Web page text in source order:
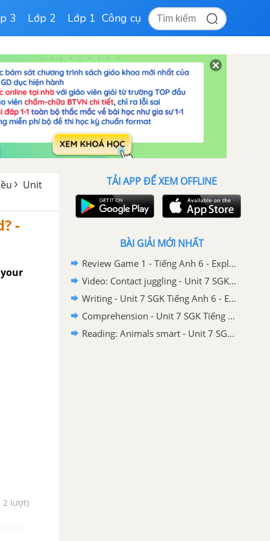
3 Lớp 2 Lớp 1 Công cụ
Unit
-
2 lượt)
TẢI APP ĐỂ XEM OFFLINE
BÀI GIẢI MỚI NHẤT
Review Game 1 - Tiếng Anh 6 - Explore English
Video: Contact juggling - Unit 7 SGK Tiếng Anh 6 - Explore English
Writing - Unit 7 SGK Tiếng Anh 6 - Explore English
Comprehension - Unit 7 SGK Tiếng Anh 6 - Explore English
Reading: Animals smart - Unit 7 SGK Tiếng Anh 6 - Explore English